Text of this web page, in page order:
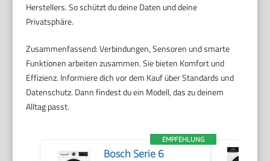
Herstellers. So schützt du deine Daten und deine
Privatsphäre.
Zusammenfassend: Verbindungen, Sensoren und smarte
Funktionen arbeiten zusammen. Sie bieten Komfort und
Effizienz. Informiere dich vor dem Kauf über Standards und
Datenschutz. Dann findest du ein Modell, das zu deinem
Alltag passt.
EMPFEHLUNG
Bosch Serie 6